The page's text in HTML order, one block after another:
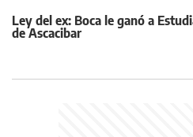
Ley del ex: Boca le ganó a
de Ascacibar